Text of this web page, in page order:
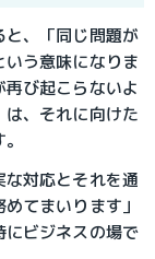
と、「同じ問題が
う意味になりま
び起こらないよ
、それに向けた
対応とそれを通
てまいります」
にビジネスの場で